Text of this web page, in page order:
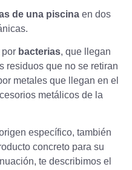
de una piscina en dos
por bacterias, que llegan
residuos que no se retiran
metales que llegan en el
metálicos de la
específico, también
concreto para su
te describimos el